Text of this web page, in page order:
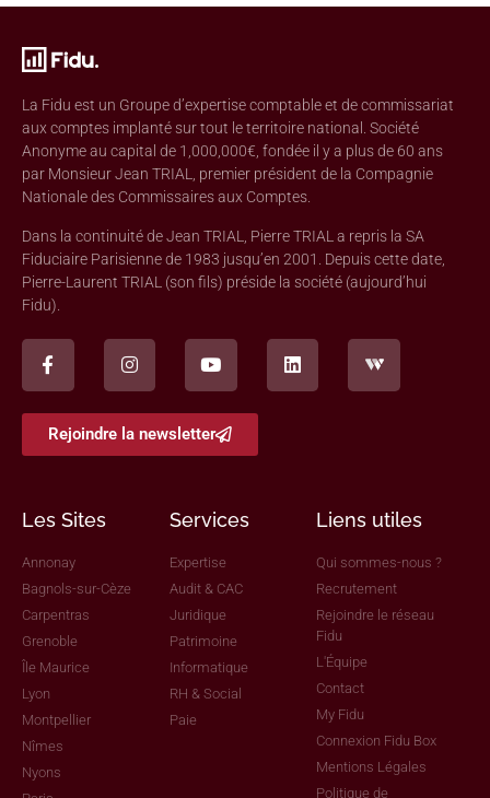
La Fidu est un Groupe d’expertise comptable et de commissariat
aux comptes implanté sur tout le territoire national. Société
Anonyme au capital de 1,000,000€, fondée il y a plus de 60 ans
par Monsieur Jean TRIAL, premier président de la Compagnie
Nationale des Commissaires aux Comptes.
Dans la continuité de Jean TRIAL, Pierre TRIAL a repris la SA
Fiduciaire Parisienne de 1983 jusqu’en 2001. Depuis cette date,
Pierre-Laurent TRIAL (son fils) préside la société (aujourd’hui
Fidu).
Rejoindre la newsletter
Les Sites
Annonay
Bagnols-sur-Cèze
Carpentras
Grenoble
Île Maurice
Lyon
Montpellier
Nîmes
Nyons
Services
Expertise
Audit & CAC
Juridique
Patrimoine
Informatique
RH & Social
Paie
Liens utiles
Qui sommes-nous ?
Recrutement
Rejoindre le réseau
Fidu
L'Équipe
Contact
My Fidu
Connexion Fidu Box
Mentions Légales
Politique de